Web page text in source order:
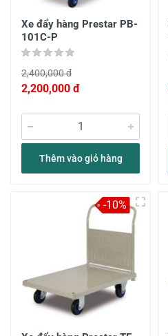
Xe đẩy hàng Prestar PB-
101C-P
2,400,000 đ
2,200,000 đ
Thêm vào giỏ hàng
-10%